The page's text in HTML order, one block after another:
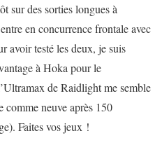
sur des sorties longues à
en concurrence frontale avec
avoir testé les deux, je suis
à Hoka pour le
de Raidlight me semble
comme neuve après 150
Faites vos jeux !